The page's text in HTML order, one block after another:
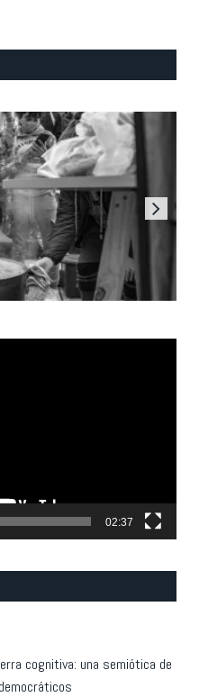
02:37
cognitiva: una semiótica de